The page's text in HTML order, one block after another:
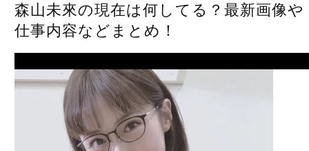
森山未來の現在は何してる？最新画像や
仕事内容などまとめ！